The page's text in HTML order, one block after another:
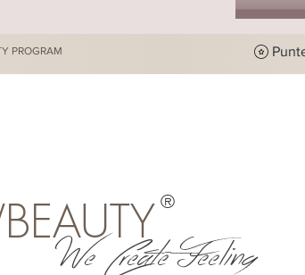
PROGRAM
®
We Create Feeling